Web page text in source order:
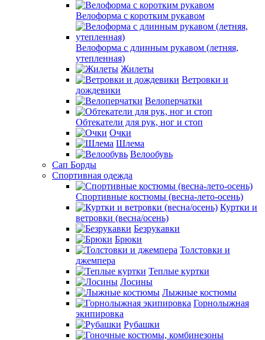
Велоформа с коротким рукавом
Велоформа с длинным рукавом (летняя,
утепленная)
Жилеты
Ветровки и
дождевики
Велоперчатки
Обтекатели для рук, ног и стоп
Очки
Шлема
Велообувь
Сап Борды
Спортивная одежда
Спортивные костюмы (весна-лето-осень)
Куртки и
ветровки (весна/осень)
Безрукавки
Брюки
Толстовки и
джемпера
Теплые куртки
Лосины
Лыжные костюмы
Горнолыжная
экипировка
Рубашки